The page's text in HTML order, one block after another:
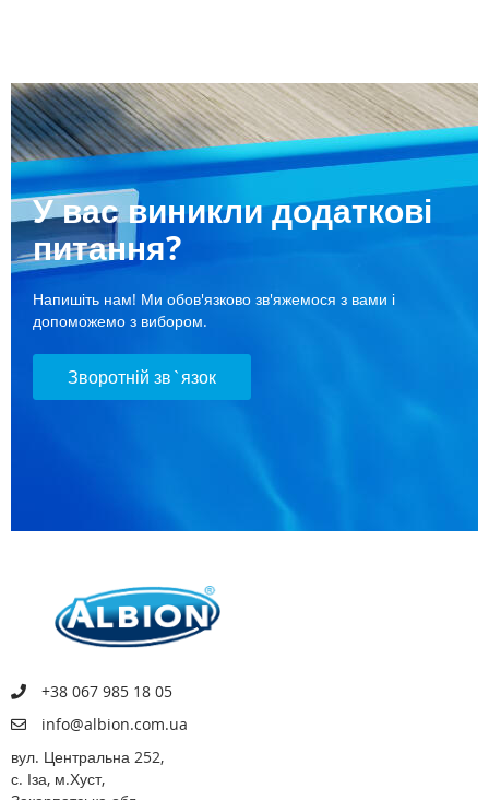
У вас виникли додаткові
питання?
Напишіть нам! Ми обов'язково зв'яжемося з вами і
допоможемо з вибором.
Зворотній зв`язок
+38 067 985 18 05
info@albion.com.ua
вул. Центральна 252,
с. Іза, м.Хуст,